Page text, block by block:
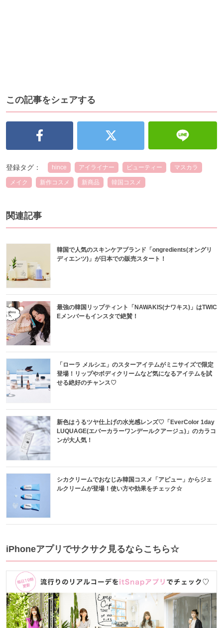
この記事をシェアする
登録タグ： hince アイライナー ビューティー マスカラ
メイク 新作コスメ 新商品 韓国コスメ
関連記事
韓国で人気のスキンケアブランド「ongredients(オングリ
ディエンツ)」が日本での販売スタート！
最強の韓国リップティント「NAWAKIS(ナワキス)」はTWIC
Eメンバーもインスタで絶賛！
「ローラ メルシエ」のスターアイテムがミニサイズで限定
登場！リップやボディクリームなど気になるアイテムを試
せる絶好のチャンス♡
新色はうるツヤ仕上げの水光感レンズ♡「EverColor 1day
LUQUAGE(エバーカラーワンデールクアージュ)」のカラコ
ンが大人気！
シカクリームでおなじみ韓国コスメ「アピュー」からジェ
ルクリームが登場！使い方や効果をチェック☆
iPhoneアプリでサクサク見るならこちら☆